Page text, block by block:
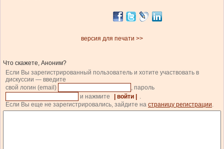
версия для печати >>
Что скажете, Аноним?
Если Вы зарегистрированный пользователь и хотите участвовать в
дискуссии — введите
свой логин (email)
, пароль
и нажмите
| войти |
.
Если Вы еще не зарегистрировались, зайдите на страницу регистрации.